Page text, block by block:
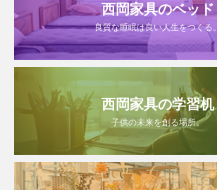
西岡家具のベッド
良質な睡眠は良い人生をつくる。
西岡家具の学習机
子供の未来を創る場所。